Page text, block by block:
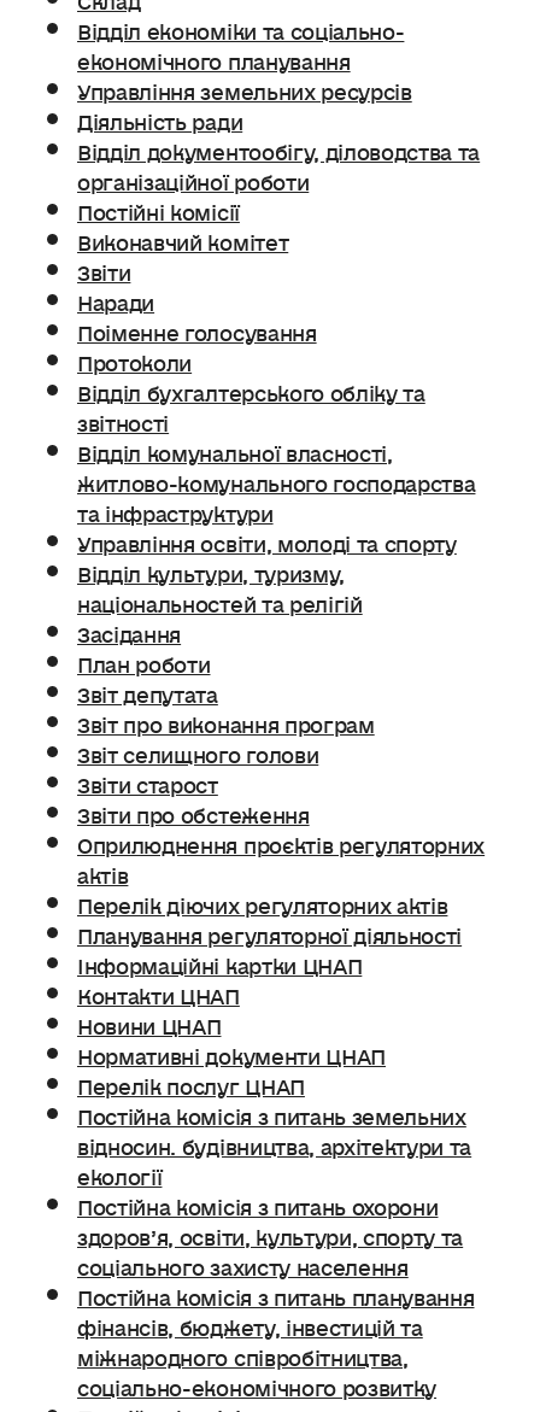
Відділ економіки та соціально-
економічного планування
Управління земельних ресурсів
Діяльність ради
Відділ документообігу, діловодства та
організаційної роботи
Постійні комісії
Виконавчий комітет
Звіти
Наради
Поіменне голосування
Протоколи
Відділ бухгалтерського обліку та
звітності
Відділ комунальної власності,
житлово-комунального господарства
та інфраструктури
Управління освіти, молоді та спорту
Відділ культури, туризму,
національностей та релігій
Засідання
План роботи
Звіт депутата
Звіт про виконання програм
Звіт селищного голови
Звіти старост
Звіти про обстеження
Оприлюднення проєктів регуляторних
актів
Перелік діючих регуляторних актів
Планування регуляторної діяльності
Інформаційні картки ЦНАП
Контакти ЦНАП
Новини ЦНАП
Нормативні документи ЦНАП
Перелік послуг ЦНАП
Постійна комісія з питань земельних
відносин. будівництва, архітектури та
екології
Постійна комісія з питань охорони
здоров’я, освіти, культури, спорту та
соціального захисту населення
Постійна комісія з питань планування
фінансів, бюджету, інвестицій та
міжнародного співробітництва,
соціально-економічного розвитку